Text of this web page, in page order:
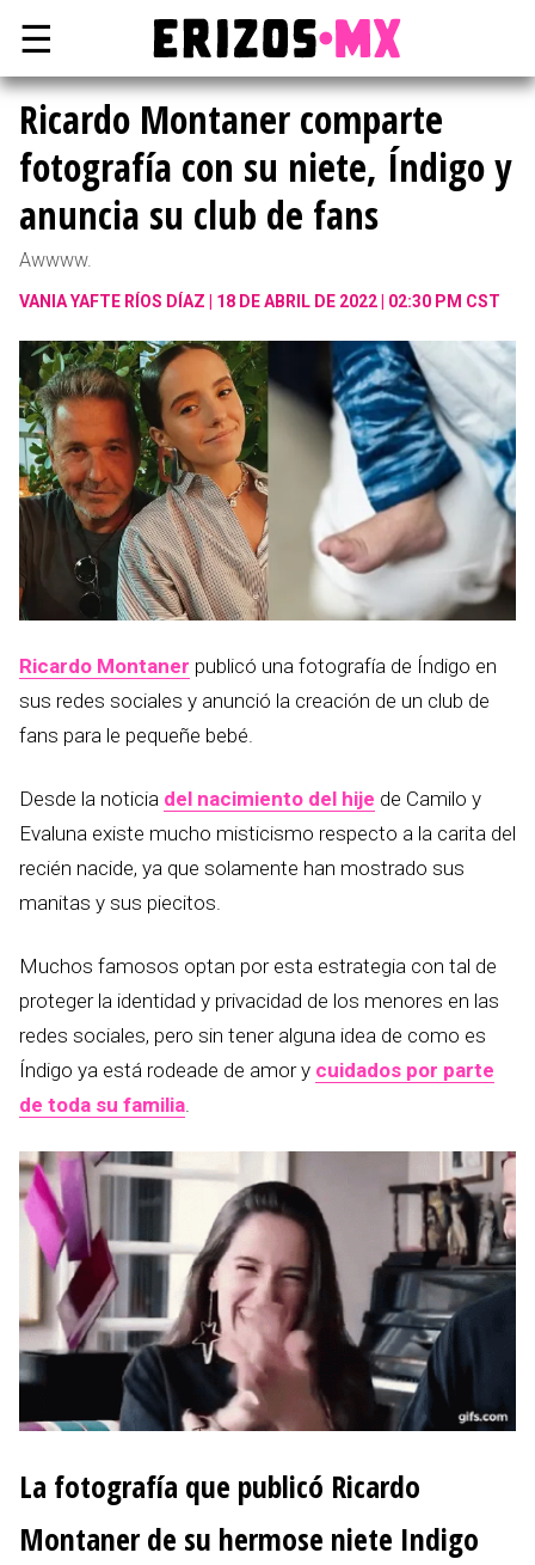
☰
Ricardo Montaner comparte
fotografía con su niete, Índigo y
anuncia su club de fans
Awwww.
VANIA YAFTE RÍOS DÍAZ 18 DE ABRIL DE 2022 | 02:30 PM CST
Ricardo Montaner publicó una fotografía de Índigo en
sus redes sociales y anunció la creación de un club de
fans para le pequeñe bebé.
Desde la noticia del nacimiento del hije de Camilo y
Evaluna existe mucho misticismo respecto a la carita del
recién nacide, ya que solamente han mostrado sus
manitas y sus piecitos.
Muchos famosos optan por esta estrategia con tal de
proteger la identidad y privacidad de los menores en las
redes sociales, pero sin tener alguna idea de como es
Índigo ya está rodeade de amor y cuidados por parte
de toda su familia.
La fotografía que publicó Ricardo
Montaner de su hermose niete Indigo